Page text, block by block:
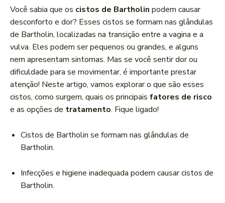
d
o
r
d
e
á
u
d
i
Você sabia que os cistos de Bartholin podem causar
desconforto e dor? Esses cistos se formam nas glândulas
de Bartholin, localizadas na transição entre a vagina e a
vulva. Eles podem ser pequenos ou grandes, e alguns
nem apresentam sintomas. Mas se você sentir dor ou
dificuldade para se movimentar, é importante prestar
atenção! Neste artigo, vamos explorar o que são esses
cistos, como surgem, quais os principais fatores de risco
e as opções de tratamento. Fique ligado!
Cistos de Bartholin se formam nas glândulas de
Bartholin.
Infecções e higiene inadequada podem causar cistos de
Bartholin.